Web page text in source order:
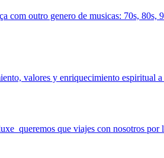
outro genero de musicas: 70s, 80s,
valores y enriquecimiento espiritual
queremos que viajes con nosotros